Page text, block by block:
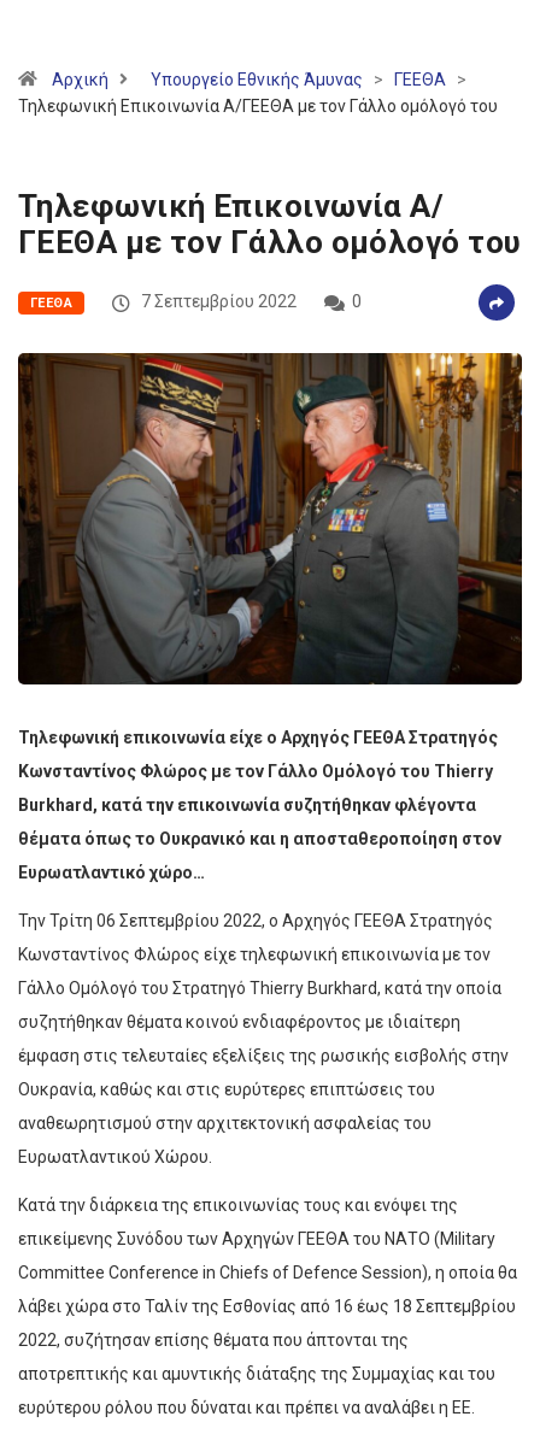
Αρχική Υπουργείο Εθνικής Άμυνας > ΓΕΕΘΑ
>
Τηλεφωνική Επικοινωνία Α/ΓΕΕΘΑ με τον Γάλλο ομόλογό του
Τηλεφωνική Επικοινωνία Α/
ΓΕΕΘΑ με τον Γάλλο ομόλογό του
ΓΕΕΘΑ 7 Σεπτεμβρίου 2022 0
Τηλεφωνική επικοινωνία είχε ο Αρχηγός ΓΕΕΘΑ Στρατηγός
Κωνσταντίνος Φλώρος με τον Γάλλο Ομόλογό του Thierry
Burkhard, κατά την επικοινωνία συζητήθηκαν φλέγοντα
θέματα όπως το Ουκρανικό και η αποσταθεροποίηση στον
Ευρωατλαντικό χώρο…
Την Τρίτη 06 Σεπτεμβρίου 2022, ο Αρχηγός ΓΕΕΘΑ Στρατηγός
Κωνσταντίνος Φλώρος είχε τηλεφωνική επικοινωνία με τον
Γάλλο Ομόλογό του Στρατηγό Thierry Burkhard, κατά την οποία
συζητήθηκαν θέματα κοινού ενδιαφέροντος με ιδιαίτερη
έμφαση στις τελευταίες εξελίξεις της ρωσικής εισβολής στην
Ουκρανία, καθώς και στις ευρύτερες επιπτώσεις του
αναθεωρητισμού στην αρχιτεκτονική ασφαλείας του
Ευρωατλαντικού Χώρου.
Κατά την διάρκεια της επικοινωνίας τους και ενόψει της
επικείμενης Συνόδου των Αρχηγών ΓΕΕΘΑ του ΝΑΤΟ (Military
Committee Conference in Chiefs of Defence Session), η οποία θα
λάβει χώρα στο Ταλίν της Εσθονίας από 16 έως 18 Σεπτεμβρίου
2022, συζήτησαν επίσης θέματα που άπτονται της
αποτρεπτικής και αμυντικής διάταξης της Συμμαχίας και του
ευρύτερου ρόλου που δύναται και πρέπει να αναλάβει η ΕΕ.